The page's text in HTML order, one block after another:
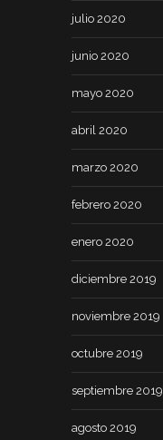
julio 2020
junio 2020
mayo 2020
abril 2020
marzo 2020
febrero 2020
enero 2020
diciembre 2019
noviembre 2019
octubre 2019
septiembre 2019
agosto 2019